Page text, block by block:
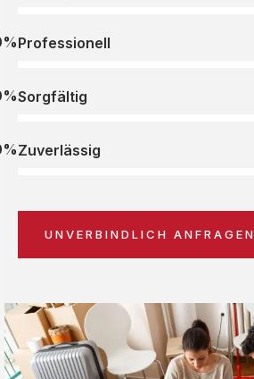
Professionell
Sorgfältig
Zuverlässig
UNVERBINDLICH ANFRAGEN